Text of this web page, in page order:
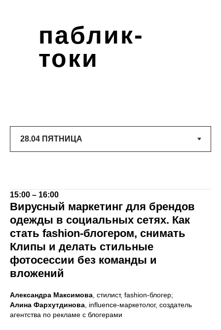
паблик-
токи
15:00 – 16:00
Вирусный маркетинг для брендов
одежды в социальных сетях. Как
стать fashion-блогером, снимать
Клипы и делать стильные
фотосессии без команды и
вложений
Александра Максимова , cтилист, fashion-блогер;
Алина Фархутдинова , influence-маркетолог, создатель
агентства по рекламе с блогерами